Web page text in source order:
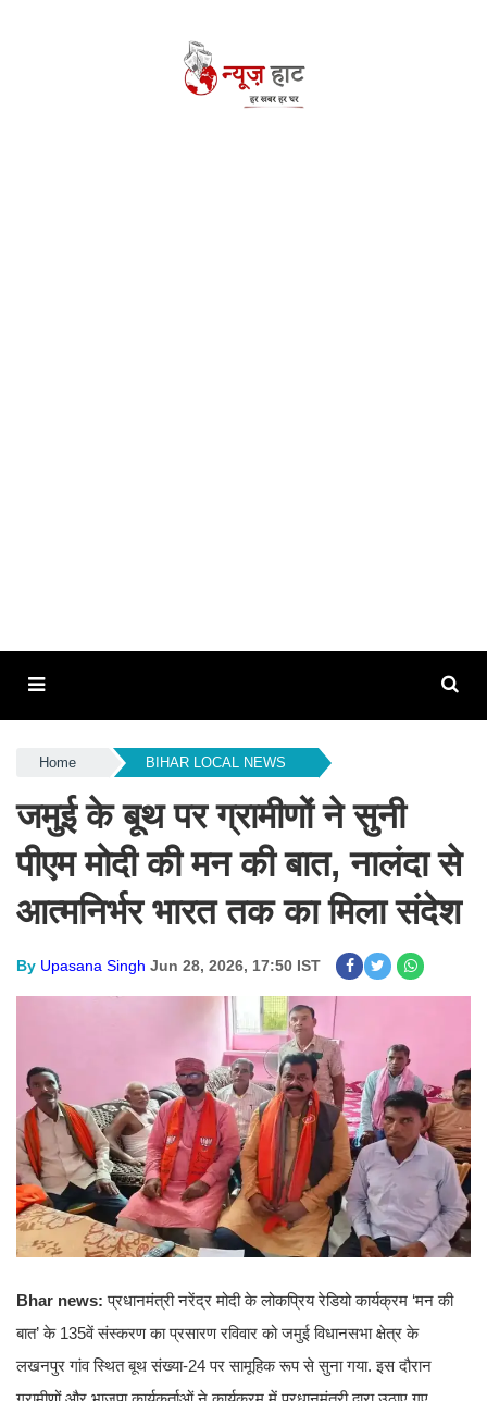
Home BIHAR LOCAL NEWS
जमुई के बूथ पर ग्रामीणों ने सुनी
पीएम मोदी की मन की बात, नालंदा से
आत्मनिर्भर भारत तक का मिला संदेश
By Upasana Singh Jun 28, 2026, 17:50 IST
Bhar news:प्रधानमंत्री नरेंद्र मोदी के लोकप्रिय रेडियो कार्यक्रम ‘मन की
बात’ के 135वें संस्करण का प्रसारण रविवार को जमुई विधानसभा क्षेत्र के
लखनपुर गांव स्थित बूथ संख्या-24 पर सामूहिक रूप से सुना गया. इस दौरान